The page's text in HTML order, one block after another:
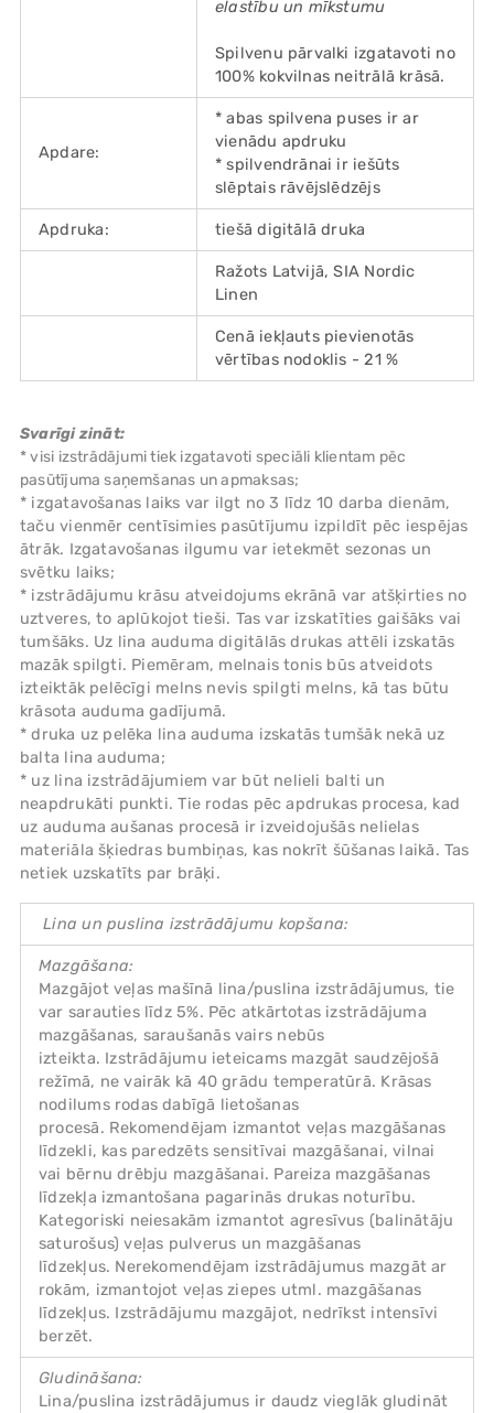
elastību un mīkstumu
Spilvenu pārvalki izgatavoti no
100% kokvilnas neitrālā krāsā.
Apdare:
* abas spilvena puses ir ar
vienādu apdruku
* spilvendrānai ir iešūts
slēptais rāvējslēdzējs
Apdruka: tiešā digitālā druka
Ražots Latvijā, SIA Nordic
Linen
Cenā iekļauts pievienotās
vērtības nodoklis - 21 %
Svarīgi zināt:
* visi izstrādājumi tiek izgatavoti speciāli klientam pēc
pasūtījuma saņemšanas un apmaksas;
* izgatavošanas laiks var ilgt no 3 līdz 10 darba dienām,
taču vienmēr centīsimies pasūtījumu izpildīt pēc iespējas
ātrāk. Izgatavošanas ilgumu var ietekmēt sezonas un
svētku laiks;
* izstrādājumu krāsu atveidojums ekrānā var atšķirties no
uztveres, to aplūkojot tieši. Tas var izskatīties gaišāks vai
tumšāks. Uz lina auduma digitālās drukas attēli izskatās
mazāk spilgti. Piemēram, melnais tonis būs atveidots
izteiktāk pelēcīgi melns nevis spilgti melns, kā tas būtu
krāsota auduma gadījumā.
* druka uz pelēka lina auduma izskatās tumšāk nekā uz
balta lina auduma;
* uz lina izstrādājumiem var būt nelieli balti un
neapdrukāti punkti. Tie rodas pēc apdrukas procesa, kad
uz auduma aušanas procesā ir izveidojušās nelielas
materiāla šķiedras bumbiņas, kas nokrīt šūšanas laikā. Tas
netiek uzskatīts par brāķi.
Lina un puslina izstrādājumu kopšana:
Mazgāšana:
Mazgājot veļas mašīnā lina/puslina izstrādājumus, tie
var sarauties līdz 5%. Pēc atkārtotas izstrādājuma
mazgāšanas, saraušanās vairs nebūs
izteikta. Izstrādājumu ieteicams mazgāt saudzējošā
režīmā, ne vairāk kā 40 grādu temperatūrā. Krāsas
nodilums rodas dabīgā lietošanas
procesā. Rekomendējam izmantot veļas mazgāšanas
līdzekli, kas paredzēts sensitīvai mazgāšanai, vilnai
vai bērnu drēbju mazgāšanai. Pareiza mazgāšanas
līdzekļa izmantošana pagarinās drukas noturību.
Kategoriski neiesakām izmantot agresīvus (balinātāju
saturošus) veļas pulverus un mazgāšanas
līdzekļus. Nerekomendējam izstrādājumus mazgāt ar
rokām, izmantojot veļas ziepes utml. mazgāšanas
līdzekļus. Izstrādājumu mazgājot, nedrīkst intensīvi
berzēt.
Gludināšana:
Lina/puslina izstrādājumus ir daudz vieglāk gludināt